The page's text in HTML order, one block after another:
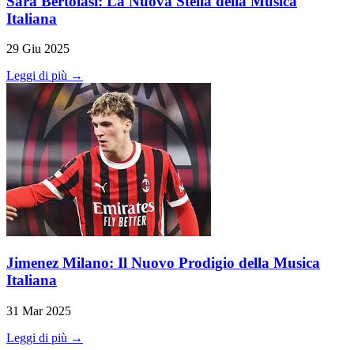
Italiana
29 Giu 2025
Leggi di più →
Jimenez Milano: Il Nuovo Prodigio della Musica
Italiana
31 Mar 2025
Leggi di più →